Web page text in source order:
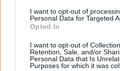
I want to opt-out of
Personal Data for Targeted
Opted In
I want to opt-out of
Retention, Sale, and/or
Personal Data that Is
Purposes for which it was
O'Connor μπορεί να
συμπληρώνεται από τον Colin
αναλαμβάνει τον ρόλο του
Firth ενσαρκώνει έναν